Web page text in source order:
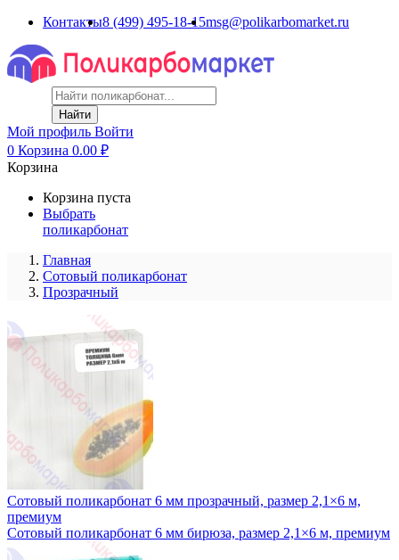
Контакты8 (499) 495-18-15msg@polikarbomarket.ru
Найти
Мой профиль Войти
0 Корзина 0.00 ₽
Корзина
Корзина пуста
Выбрать
поликарбонат
Главная
Сотовый поликарбонат
Прозрачный
Сотовый поликарбонат 6 мм прозрачный, размер 2,1×6 м,
премиум
Сотовый поликарбонат 6 мм бирюза, размер 2,1×6 м, премиум